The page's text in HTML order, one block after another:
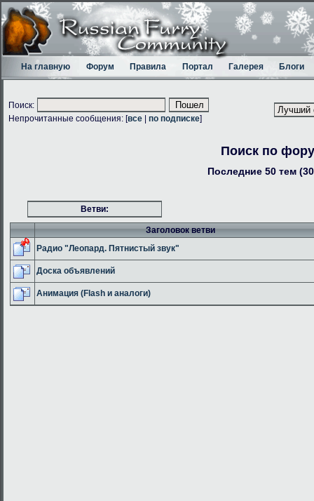
На главную Форум Правила Портал Галерея Блоги
Поиск:
Непрочитанные сообщения: [все по подписке]
Поиск по
Последние 50 тем
Ветви:
Заголовок ветви
Радио "Леопард. Пятнистый звук"
Доска объявлений
Анимация (Flash и аналоги)